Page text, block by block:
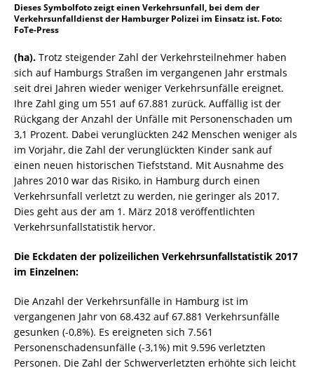
Dieses Symbolfoto zeigt einen Verkehrsunfall, bei dem der
Verkehrsunfalldienst der Hamburger Polizei im Einsatz ist. Foto:
FoTe-Press
(ha). Trotz steigender Zahl der Verkehrsteilnehmer haben
sich auf Hamburgs Straßen im vergangenen Jahr erstmals
seit drei Jahren wieder weniger Verkehrsunfälle ereignet.
Ihre Zahl ging um 551 auf 67.881 zurück. Auffällig ist der
Rückgang der Anzahl der Unfälle mit Personenschaden um
3,1 Prozent. Dabei verunglückten 242 Menschen weniger als
im Vorjahr, die Zahl der verunglückten Kinder sank auf
einen neuen historischen Tiefststand. Mit Ausnahme des
Jahres 2010 war das Risiko, in Hamburg durch einen
Verkehrsunfall verletzt zu werden, nie geringer als 2017.
Dies geht aus der am 1. März 2018 veröffentlichten
Verkehrsunfallstatistik hervor.
Die Eckdaten der polizeilichen Verkehrsunfallstatistik 2017
im Einzelnen:
Die Anzahl der Verkehrsunfälle in Hamburg ist im
vergangenen Jahr von 68.432 auf 67.881 Verkehrsunfälle
gesunken (-0,8%). Es ereigneten sich 7.561
Personenschadensunfälle (-3,1%) mit 9.596 verletzten
Personen. Die Zahl der Schwerverletzten erhöhte sich leicht